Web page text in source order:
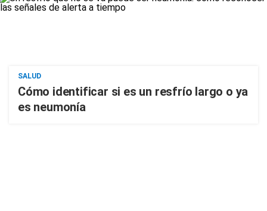
SALUD
Cómo identificar si es un resfrío largo o ya
es neumonía